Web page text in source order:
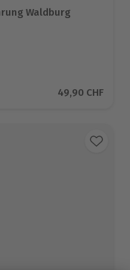
Waldburg
8 BewertungenAktueller Preis
49,90 CHF